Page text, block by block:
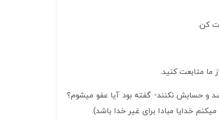
کن.
ما متابعت کنید.
و حسابش نکنند- گفته بود آیا عفو می­شوم؟
خدایا مبادا برای غیر خدا باشد).